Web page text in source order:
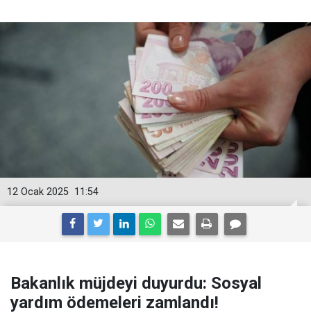
11:54
12 Ocak 2025
Bakanlık müjdeyi duyurdu: Sosyal
yardım ödemeleri zamlandı!